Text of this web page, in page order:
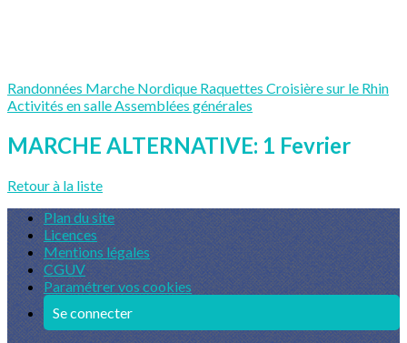
Randonnées Marche Nordique Raquettes Croisière sur le Rhin
Activités en salleAssemblées générales
MARCHE ALTERNATIVE: 1 Fevrier
Retour à la liste
Plan du site
Licences
Mentions légales
CGUV
Paramétrer vos cookies
Se connecter